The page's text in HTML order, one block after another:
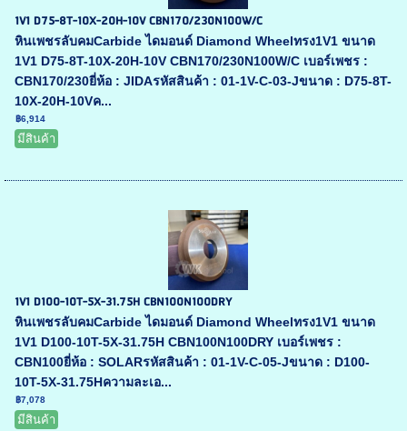
1V1 D75-8T-10X-20H-10V CBN170/230N100W/C
หินเพชรลับคมCarbide ไดมอนด์ Diamond Wheelทรง1V1 ขนาด
1V1 D75-8T-10X-20H-10V CBN170/230N100W/C เบอร์เพชร :
CBN170/230ยี่ห้อ : JIDAรหัสสินค้า : 01-1V-C-03-Jขนาด : D75-8T-
10X-20H-10Vค...
฿6,914
มีสินค้า
1V1 D100-10T-5X-31.75H CBN100N100DRY
หินเพชรลับคมCarbide ไดมอนด์ Diamond Wheelทรง1V1 ขนาด
1V1 D100-10T-5X-31.75H CBN100N100DRY เบอร์เพชร :
CBN100ยี่ห้อ : SOLARรหัสสินค้า : 01-1V-C-05-Jขนาด : D100-
10T-5X-31.75Hความละเอ...
฿7,078
มีสินค้า